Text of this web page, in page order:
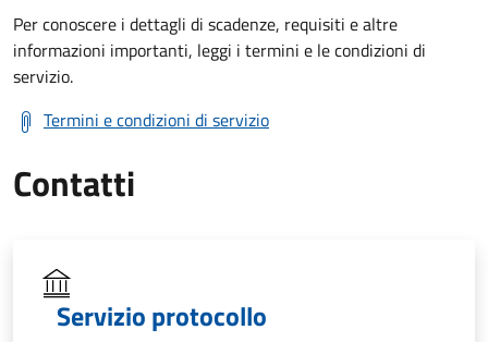
Per conoscere i dettagli di scadenze, requisiti e altre
informazioni importanti, leggi i termini e le condizioni di
servizio.
Termini e condizioni di servizio
Contatti
Servizio protocollo